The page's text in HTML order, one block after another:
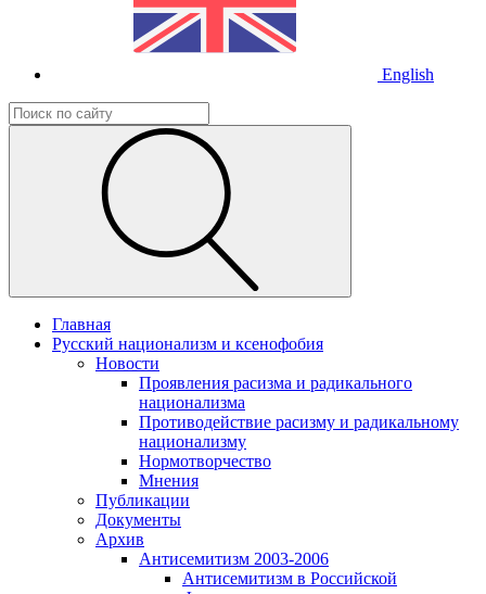
English
Главная
Русский национализм и ксенофобия
Новости
Проявления расизма и радикального
национализма
Противодействие расизму и радикальному
национализму
Нормотворчество
Мнения
Публикации
Документы
Архив
Антисемитизм 2003-2006
Антисемитизм в Российской